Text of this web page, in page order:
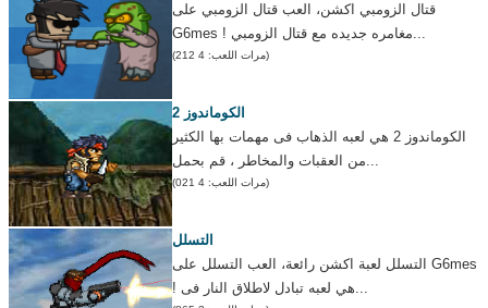
قتال الزومبي اكشن، العب قتال الزومبي على
G6mes ! مغامره جديده مع قتال الزومبي...
(مرات اللعب: 4 212)
الكوماندوز 2
الكوماندوز 2 هي لعبه الذهاب فى مهمات بها الكثير
من العقبات والمخاطر ، قم بحمل...
(مرات اللعب: 4 021)
التسلل
التسلل لعبة اكشن رائعة، العب التسلل على G6mes
! هي لعبه تبادل لاطلاق النار فى...